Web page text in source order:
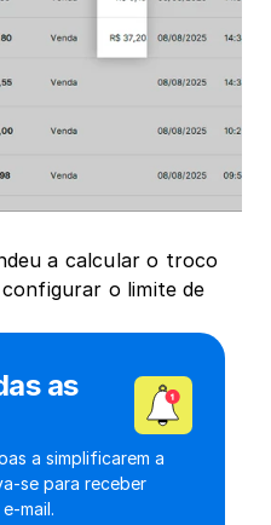
a calcular o troco
o limite de
as
a simplificarem a
se para receber
mail.